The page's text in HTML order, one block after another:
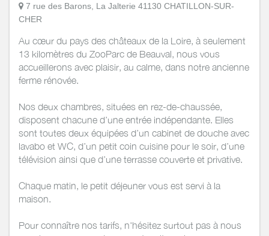
7 rue des Barons, La Jalterie 41130 CHATILLON-SUR-
CHER
Au cœur du pays des châteaux de la Loire, à seulement
13 kilomètres du ZooParc de Beauval, nous vous
accueillerons avec plaisir, au calme, dans notre ancienne
ferme rénovée.
Nos deux chambres, situées en rez-de-chaussée,
disposent chacune d’une entrée indépendante. Elles
sont toutes deux équipées d’un cabinet de douche avec
lavabo et WC, d’un petit coin cuisine pour le soir, d’une
télévision ainsi que d’une terrasse couverte et privative.
Chaque matin, le petit déjeuner vous est servi à la
maison.
Pour connaître nos tarifs, n'hésitez surtout pas à nous